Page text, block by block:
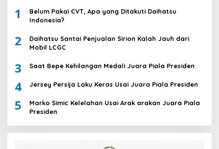
1
Belum Pakai CVT, Apa yang Ditakuti Daihatsu
Indonesia?
2
Daihatsu Santai Penjualan Sirion Kalah Jauh dari
Mobil LCGC
3 Saat Bepe Kehilangan Medali Juara Piala Presiden
4 Jersey Persija Laku Keras Usai Juara Piala Presiden
5
Marko Simic Kelelahan Usai Arak arakan Juara Piala
Presiden